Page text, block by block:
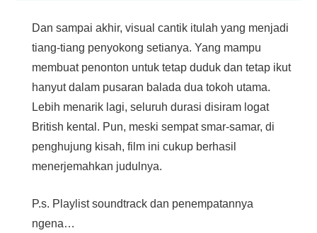
Dan sampai akhir, visual cantik itulah yang menjadi
tiang-tiang penyokong setianya. Yang mampu
membuat penonton untuk tetap duduk dan tetap ikut
hanyut dalam pusaran balada dua tokoh utama.
Lebih menarik lagi, seluruh durasi disiram logat
British kental. Pun, meski sempat smar-samar, di
penghujung kisah, film ini cukup berhasil
menerjemahkan judulnya.
P.s. Playlist soundtrack dan penempatannya
ngena…